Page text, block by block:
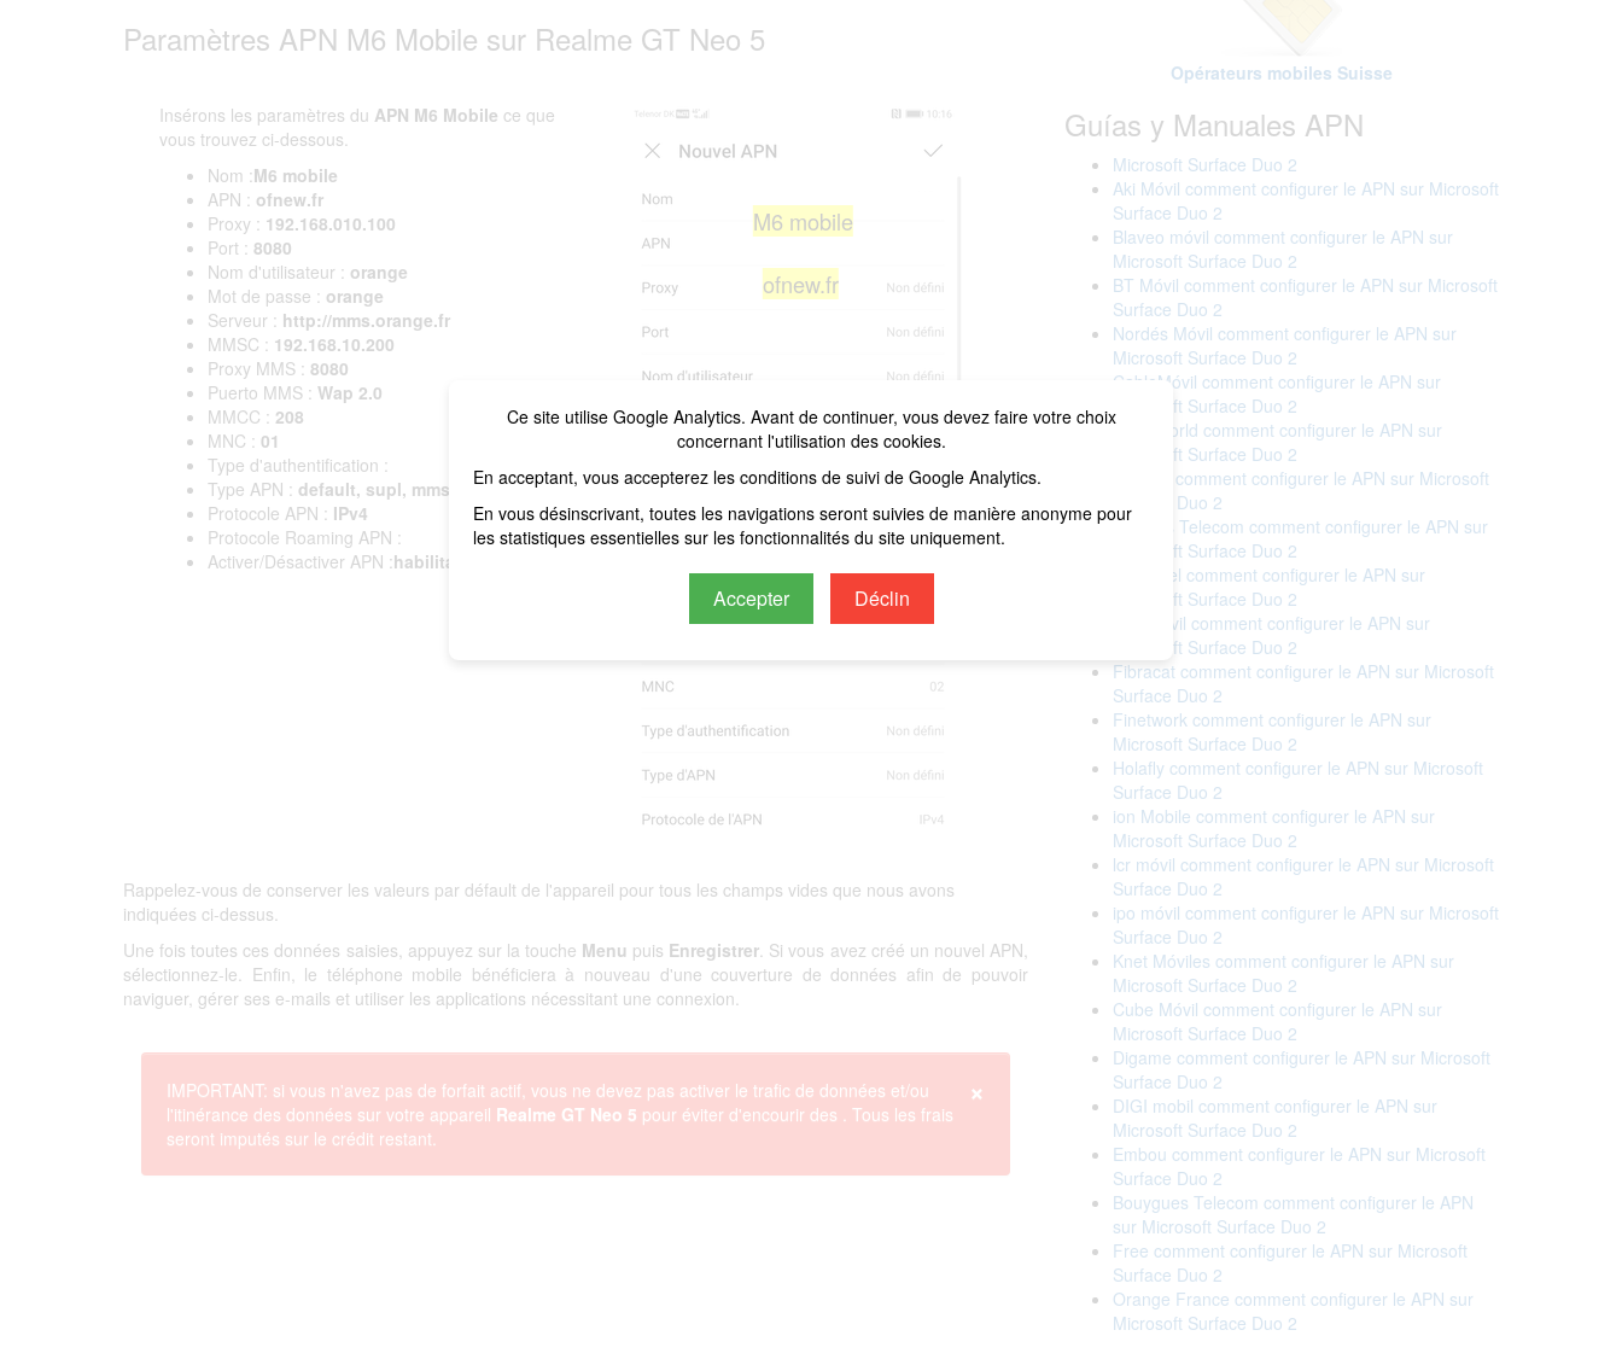
Ce site utilise Google Analytics. Avant de continuer, vous devez faire votre choix
concernant l'utilisation des cookies.
En acceptant, vous accepterez les conditions de suivi de Google Analytics.
En vous désinscrivant, toutes les navigations seront suivies de manière anonyme pour
les statistiques essentielles sur les fonctionnalités du site uniquement.
Accepter Déclin
Paramètres APN M6 Mobile sur Realme GT Neo 5
Insérons les paramètres du APN M6 Mobile ce que
vous trouvez ci-dessous.
Nom :M6 mobile
APN : ofnew.fr
Proxy : 192.168.010.100
Port : 8080
Nom d'utilisateur : orange
Mot de passe : orange
Serveur : http://mms.orange.fr
MMSC : 192.168.10.200
Proxy MMS : 8080
Puerto MMS : Wap 2.0
MMCC : 208
MNC : 01
Type d'authentification :
Type APN : default, supl, mms
Protocole APN : IPv4
Protocole Roaming APN :
Activer/Désactiver APN :habilitado
ofnew.fr
M6 mobile
Rappelez-vous de conserver les valeurs par défault de l'appareil pour tous les champs vides que nous avons
indiquées ci-dessus.
Une fois toutes ces données saisies, appuyez sur la touche Menu puis Enregistrer. Si vous avez créé un nouvel APN,
sélectionnez-le. Enfin, le téléphone mobile bénéficiera à nouveau d'une couverture de données afin de pouvoir
naviguer, gérer ses e-mails et utiliser les applications nécessitant une connexion.
×
IMPORTANT: si vous n'avez pas de forfait actif, vous ne devez pas activer le trafic de données et/ou
l'itinérance des données sur votre appareil Realme GT Neo 5 pour éviter d'encourir des . Tous les frais
seront imputés sur le crédit restant.
Opérateurs mobiles Suisse
Guías y Manuales APN
Microsoft Surface Duo 2
Aki Móvil comment configurer le APN sur Microsoft
Surface Duo 2
Blaveo móvil comment configurer le APN sur
Microsoft Surface Duo 2
BT Móvil comment configurer le APN sur Microsoft
Surface Duo 2
Nordés Móvil comment configurer le APN sur
Microsoft Surface Duo 2
CableMóvil comment configurer le APN sur
Microsoft Surface Duo 2
Cableworld comment configurer le APN sur
Microsoft Surface Duo 2
Cellhire comment configurer le APN sur Microsoft
Surface Duo 2
Correos Telecom comment configurer le APN sur
Microsoft Surface Duo 2
Euskaltel comment configurer le APN sur
Microsoft Surface Duo 2
Eva Móvil comment configurer le APN sur
Microsoft Surface Duo 2
Fibracat comment configurer le APN sur Microsoft
Surface Duo 2
Finetwork comment configurer le APN sur
Microsoft Surface Duo 2
Holafly comment configurer le APN sur Microsoft
Surface Duo 2
ion Mobile comment configurer le APN sur
Microsoft Surface Duo 2
lcr móvil comment configurer le APN sur Microsoft
Surface Duo 2
ipo móvil comment configurer le APN sur Microsoft
Surface Duo 2
Knet Móviles comment configurer le APN sur
Microsoft Surface Duo 2
Cube Móvil comment configurer le APN sur
Microsoft Surface Duo 2
Digame comment configurer le APN sur Microsoft
Surface Duo 2
DIGI mobil comment configurer le APN sur
Microsoft Surface Duo 2
Embou comment configurer le APN sur Microsoft
Surface Duo 2
Bouygues Telecom comment configurer le APN
sur Microsoft Surface Duo 2
Free comment configurer le APN sur Microsoft
Surface Duo 2
Orange France comment configurer le APN sur
Microsoft Surface Duo 2